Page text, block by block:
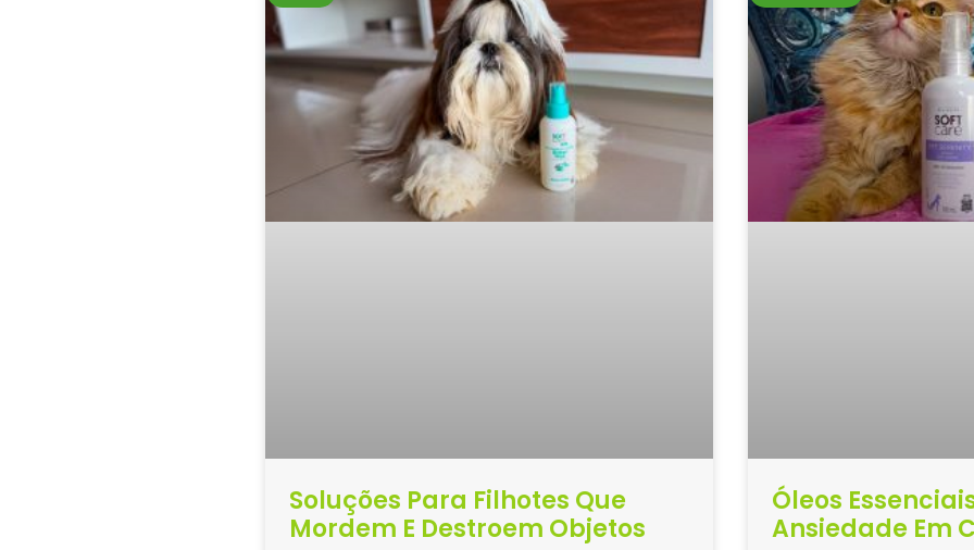
Soluções Para Filhotes Que
Mordem E Destroem Objetos
Óleos
Ansiedade Em